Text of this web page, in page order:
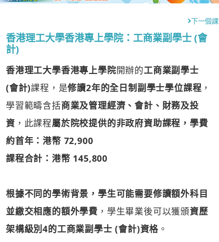
下一個
香港理工大學香港專上學院：工商業副學士 (會
計)
香港理工大學香港專上學院開辦的工商業副學士
(會計)課程，是修讀2年的全日制副學士學位課程 ，
學習範疇含括商業及管理經濟、會計、財務及投
資 ，此課程屬於院校提供的非政府資助課程，學費
約首年：港幣 72,900
課程合計：港幣 145,800
根據不同的學術背景，學生可能需要修讀額外科目
並繳交相應的額外學費 ，學生畢業後可以獲頒資歷
架構級別4的工商業副學士 (會計)資格 。